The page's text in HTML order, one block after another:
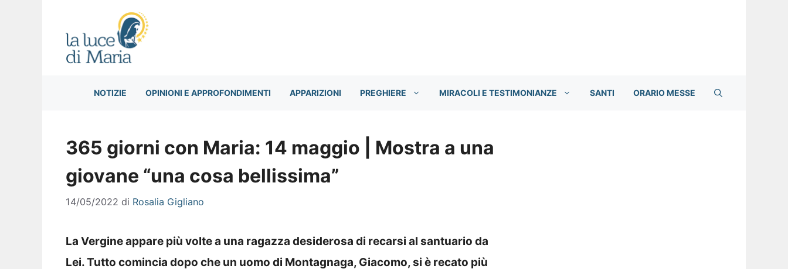
NOTIZIE OPINIONI E APPROFONDIMENTI APPARIZIONI PREGHIERE MIRACOLI E TESTIMONIANZE SANTI ORARIO MESSE
365 giorni con Maria: 14 maggio | Mostra a una
giovane “una cosa bellissima”
14/05/2022 di Rosalia Gigliano
La Vergine appare più volte a una ragazza desiderosa di recarsi al santuario da
Lei. Tutto comincia dopo che un uomo di Montagnaga, Giacomo, si è recato più